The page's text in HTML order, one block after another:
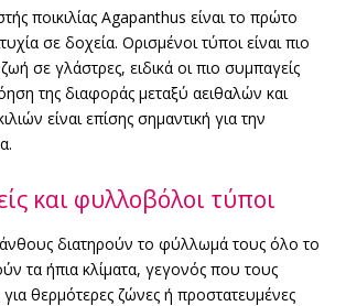
ποικιλίας Agapanthus είναι το πρώτο
σε δοχεία. Ορισμένοι τύποι είναι πιο
σε γλάστρες, ειδικά οι πιο συμπαγείς
της διαφοράς μεταξύ αειθαλών και
είναι επίσης σημαντική για την
και φυλλοβόλοι τύποι
διατηρούν το φύλλωμά τους όλο το
τα ήπια κλίματα, γεγονός που τους
για θερμότερες ζώνες ή προστατευμένες